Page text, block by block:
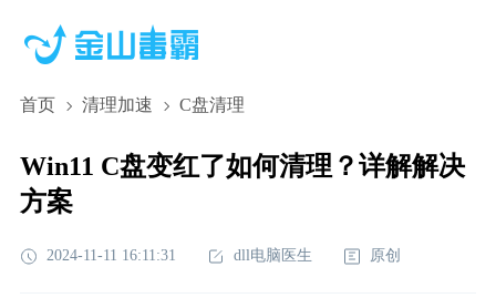
首页 清理加速 C盘清理
Win11 C盘变红了如何清理？详解解决
方案
2024-11-11 16:11:31 dll电脑医生 原创